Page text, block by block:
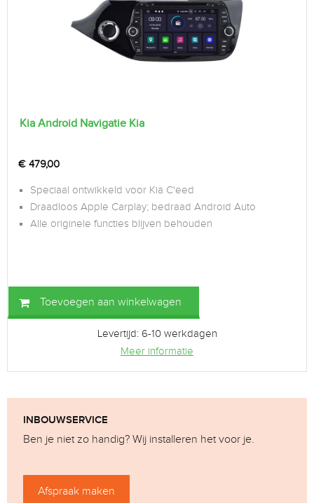
Kia Android Navigatie Kia
€ 479,00
Speciaal ontwikkeld voor Kia C'eed
Draadloos Apple Carplay; bedraad Android Auto
Alle originele functies blijven behouden
Toevoegen aan winkelwagen
Levertijd: 6-10 werkdagen
Meer informatie
INBOUWSERVICE
Ben je niet zo handig? Wij installeren het voor je.
Afspraak maken